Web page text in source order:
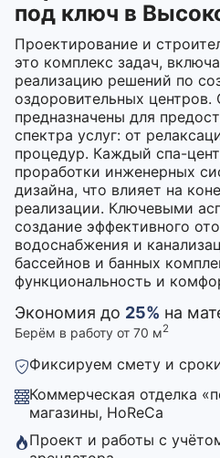
под ключ в
Проектирование и
это комплекс задач,
реализацию решений по
оздоровительных центров.
предназначены для
спектра услуг: от
процедур. Каждый спа-
проработки инженерных
дизайна, что влияет на
реализации. Ключевыми
создание эффективного
водоснабжения и
бассейнов и банных
функциональность и
Экономия до 25% на
Берём в работу от 70 м2
Фиксируем смету и
Коммерческая отделка
магазины, HoReCa
Проект и работы с